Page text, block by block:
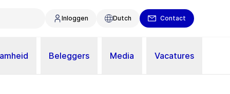
Inloggen Dutch Contact
Beleggers Media Vacatures